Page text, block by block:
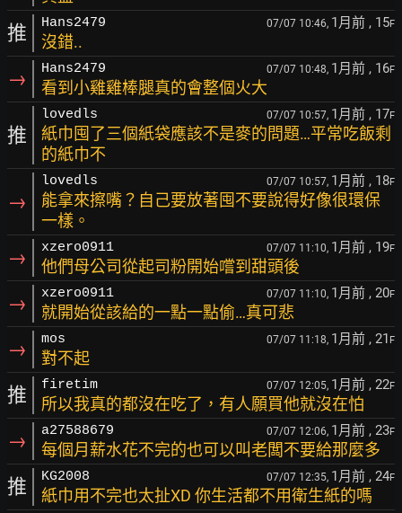
推 Hans2479 07/07 10:46, 1月前 , 15F
沒錯..
→ Hans2479 07/07 10:48, 1月前 , 16F
看到小雞雞棒腿真的會整個火大
推
lovedls 07/07 10:57, 1月前 , 17F
紙巾囤了三個紙袋應該不是麥的問題…平常吃飯剩
的紙巾不
→
lovedls 07/07 10:57, 1月前 , 18F
能拿來擦嘴？自己要放著囤不要說得好像很環保
一樣。
→ xzero0911 07/07 11:10, 1月前 , 19F
他們母公司從起司粉開始嚐到甜頭後
→ xzero0911 07/07 11:10, 1月前 , 20F
就開始從該給的一點一點偷…真可悲
→ mos 07/07 11:18, 1月前 , 21 F
對不起
推 firetim 07/07 12:05, 1月前 , 22F
所以我真的都沒在吃了，有人願買他就沒在怕
→ a27588679 07/07 12:06, 1月前 , 23F
每個月薪水花不完的也可以叫老闆不要給那麼多
推 KG2008 07/07 12:35, 1月前 , 24F
紙巾用不完也太扯XD 你生活都不用衛生紙的嗎